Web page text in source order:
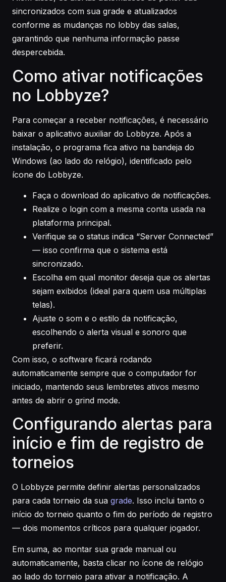
sincronizados com sua grade e atualizados
conforme as mudanças no lobby das salas,
garantindo que nenhuma informação passe
despercebida.
Como ativar notificações
no Lobbyze?
Para começar a receber notificações, é necessário
baixar o aplicativo auxiliar do Lobbyze. Após a
instalação, o programa fica ativo na bandeja do
Windows (ao lado do relógio), identificado pelo
ícone do Lobbyze.
Faça o download do aplicativo de notificações.
Realize o login com a mesma conta usada na
plataforma principal.
Verifique se o status indica “Server Connected”
— isso confirma que o sistema está
sincronizado.
Escolha em qual monitor deseja que os alertas
sejam exibidos (ideal para quem usa múltiplas
telas).
Ajuste o som e o estilo da notificação,
escolhendo o alerta visual e sonoro que
preferir.
Com isso, o software ficará rodando
automaticamente sempre que o computador for
iniciado, mantendo seus lembretes ativos mesmo
antes de abrir o grind mode.
Configurando alertas para
início e fim de registro de
torneios
O Lobbyze permite definir alertas personalizados
para cada torneio da sua grade. Isso inclui tanto o
início do torneio quanto o fim do período de registro
— dois momentos críticos para qualquer jogador.
Em suma, ao montar sua grade manual ou
automaticamente, basta clicar no ícone de relógio
ao lado do torneio para ativar a notificação. A